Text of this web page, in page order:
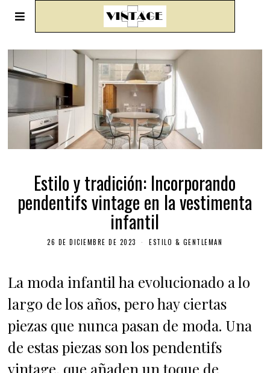
Estilo y tradición: Incorporando
pendentifs vintage en la vestimenta
infantil
26 DE DICIEMBRE DE 2023 ESTILO & GENTLEMAN
La moda infantil ha evolucionado a lo
largo de los años, pero hay ciertas
piezas que nunca pasan de moda. Una
de estas piezas son los pendentifs
vintage, que añaden un toque de